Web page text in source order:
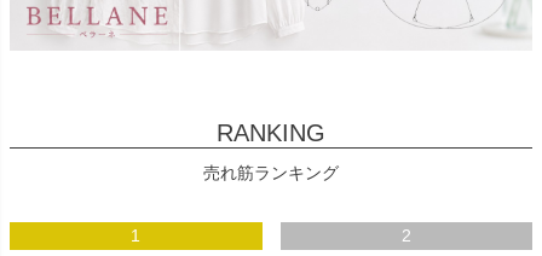
RANKING
売れ筋ランキング
1 2